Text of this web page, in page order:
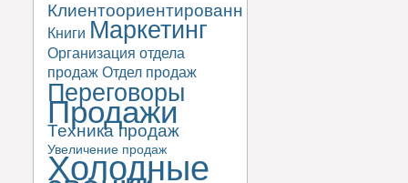
Клиентоориентированность
Книги Маркетинг
Организация отдела
продаж Отдел продаж
Переговоры
Продажи
Техника продаж
Увеличение продаж
Холодные